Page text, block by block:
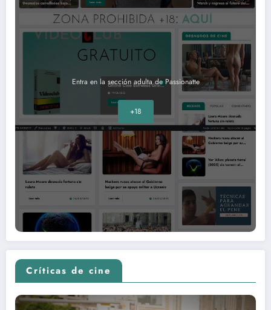
Entra en la sección adulta de Passionatte
+18
Críticas de cine